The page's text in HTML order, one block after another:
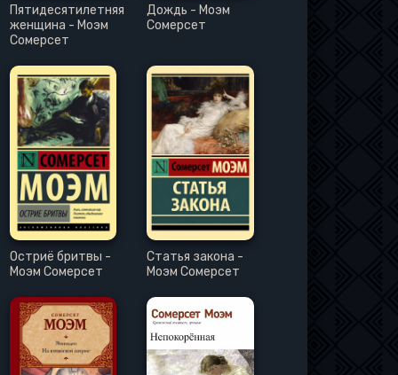
Пятидесятилетняя
женщина - Моэм
Сомерсет
Дождь - Моэм
Сомерсет
Остриё бритвы -
Моэм Сомерсет
Статья закона -
Моэм Сомерсет